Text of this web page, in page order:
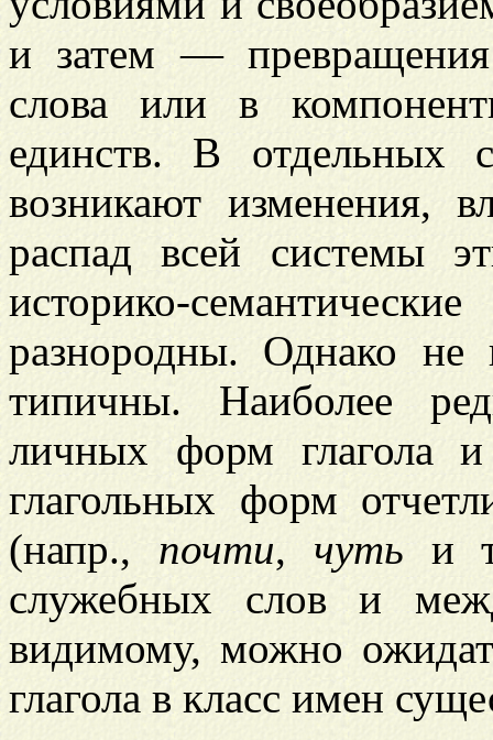
и затем —
слова или в
единств. В отдельных
возникают изменения,
распад всей системы
историко-
разнородны. Однако не
типичны. Наиболее
личных форм глагола
глагольных форм
(напр., почти, чуть и
служебных слов и
видимому, можно
глагола в класс имен